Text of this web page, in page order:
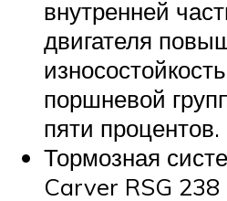
внутренней
двигателя
поршневой
пяти процентов.
Тормозная
Carver RSG 238